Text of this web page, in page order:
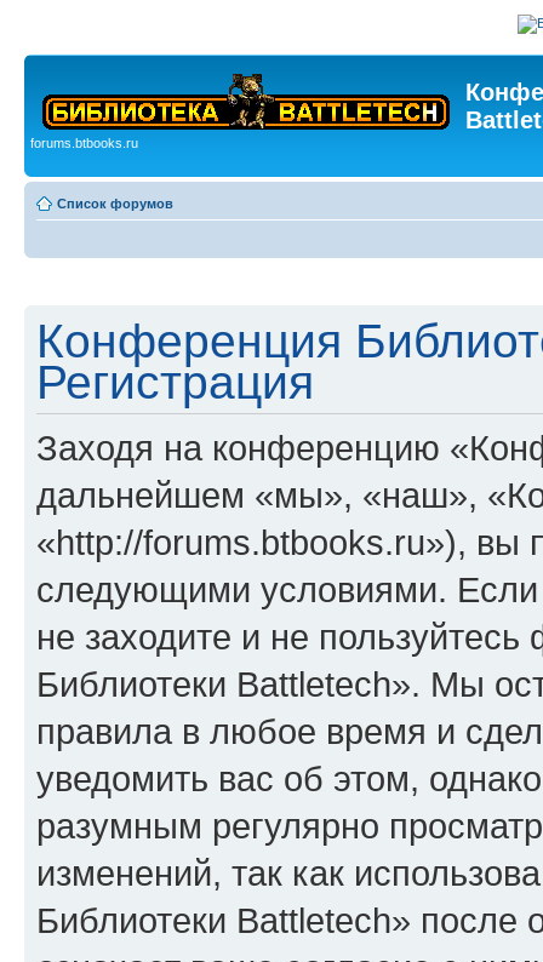
forums.btbooks.ru
Список форумов
Конференция
Регистрация
Заходя на конференцию
дальнейшем «мы», «наш»,
«http://forums.btbooks.ru»), вы
следующими условиями.
не заходите и не
Библиотеки Battletech». Мы
правила в любое время и
уведомить вас об этом,
разумным регулярно
изменений, так как
Библиотеки Battletech» после